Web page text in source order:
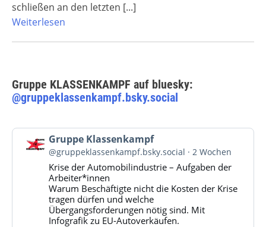
schließen an den letzten [...]
Weiterlesen
Gruppe KLASSENKAMPF auf bluesky:
@gruppeklassenkampf.bsky.social
Beitrag
von
Gruppe
Klassenkampf
Bluesky
ansehen
Gruppe Klassenkampf
@gruppeklassenkampf.bsky.social 2 Wochen
Krise der Automobilindustrie – Aufgaben der
Arbeiter*innen
Warum Beschäftigte nicht die Kosten der Krise
tragen dürfen und welche
Übergangsforderungen nötig sind. Mit
Infografik zu EU-Autoverkäufen.